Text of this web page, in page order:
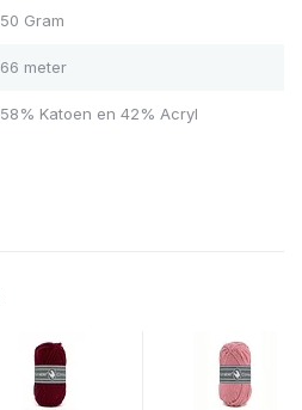
50 Gram
66 meter
58% Katoen en 42% Acryl